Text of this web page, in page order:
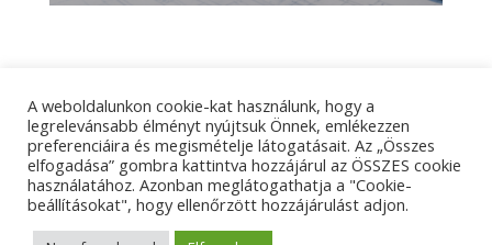
Adatkezelési tájékoztató
Impresszum
Kapcsolat
A weboldalunkon cookie-kat használunk, hogy a
legrelevánsabb élményt nyújtsuk Önnek, emlékezzen
preferenciáira és megismételje látogatásait. Az „Összes
elfogadása” gombra kattintva hozzájárul az ÖSSZES cookie
használatához. Azonban meglátogathatja a "Cookie-
beállításokat", hogy ellenőrzött hozzájárulást adjon.